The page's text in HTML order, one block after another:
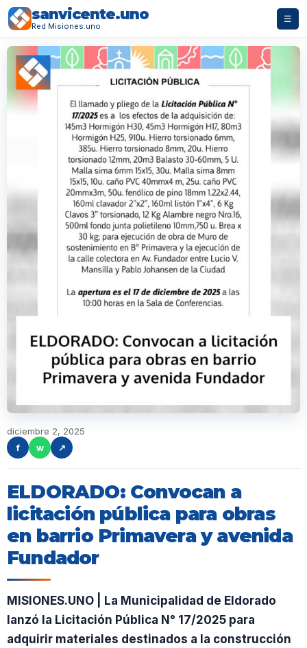
sanvicente.uno
Red Misiones.uno
☰
diciembre 2, 2025
f
w ↗
ELDORADO: Convocan a
licitación pública para obras
en barrio Primavera y avenida
Fundador
MISIONES.UNO | La Municipalidad de Eldorado
lanzó la Licitación Pública N° 17/2025 para
adquirir materiales destinados a la construcción